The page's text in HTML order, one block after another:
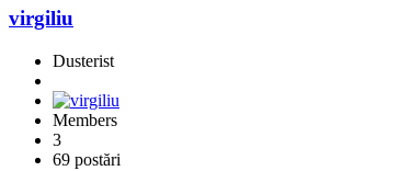
virgiliu
Dusterist
Members
3
69 postări